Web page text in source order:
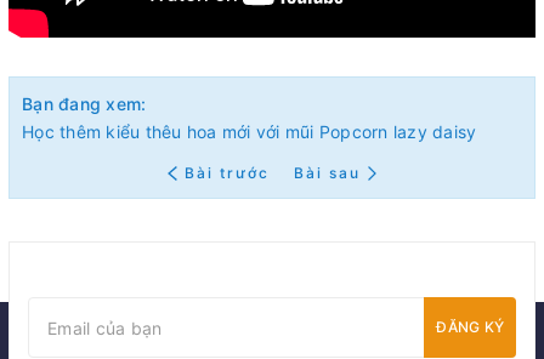
Bạn đang xem:
Học thêm kiểu thêu hoa mới với mũi Popcorn lazy daisy
Bài trước Bài sau
ĐĂNG KÝ